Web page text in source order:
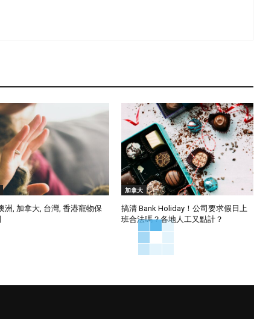
洲, 加拿大, 台灣, 香港寵物保
加拿大
搞清 Bank Holiday！公司要求假日上
班合法嗎？各地人工又點計？